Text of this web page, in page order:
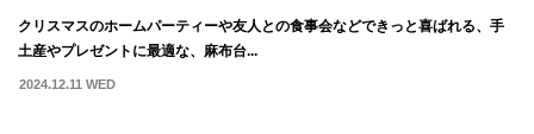
クリスマスのホームパーティーや友人との食事会などできっと喜ばれる、手
土産やプレゼントに最適な、麻布台...
2024.12.11 WED